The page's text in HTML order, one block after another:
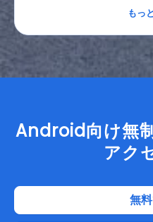
もっ
Android向け無
アク
無